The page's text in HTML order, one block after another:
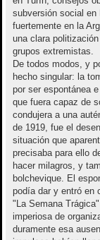
subversión social en
fuertemente en la
una clara
grupos extremistas.
De todos modos, y
hecho singular: la
por ser espontánea
que fuera capaz de
condujera a una
de 1919, fue el
situación que
precisaba para ello
hacer milagros, y
bolchevique. El
podía dar y entró en
"La Semana
imperiosa de
duramente esa